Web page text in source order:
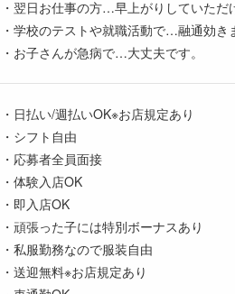
・翌日お仕事の方…早上がりしていただ
・学校のテストや就職活動で…融通効き
・お子さんが急病で…大丈夫です。
・日払い/週払いOK※お店規定あり
・シフト自由
・応募者全員面接
・体験入店OK
・即入店OK
・頑張った子には特別ボーナスあり
・私服勤務なので服装自由
・送迎無料※お店規定あり